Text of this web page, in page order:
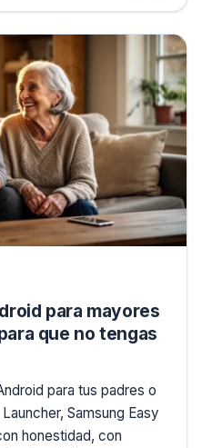
para mayores
que no tengas
para tus padres o
Samsung Easy
honestidad, con